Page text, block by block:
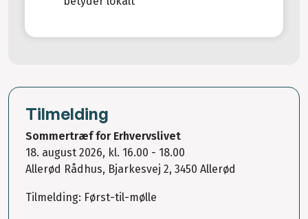
Tilmelding
Sommertræf for Erhvervslivet
18. august 2026, kl. 16.00 - 18.00
Allerød Rådhus, Bjarkesvej 2, 3450 Allerød
Tilmelding: Først-til-mølle